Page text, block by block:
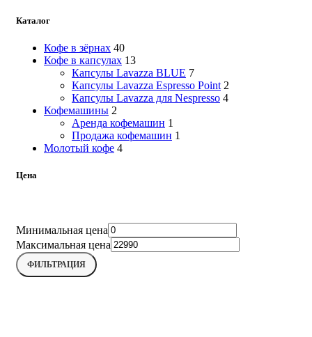
Каталог
Кофе в зёрнах 40
Кофе в капсулах 13
Капсулы Lavazza BLUE 7
Капсулы Lavazza Espresso Point 2
Капсулы Lavazza для Nespresso 4
Кофемашины 2
Аренда кофемашин 1
Продажа кофемашин 1
Молотый кофе 4
Цена
Минимальная цена
Максимальная цена
ФИЛЬТРАЦИЯ